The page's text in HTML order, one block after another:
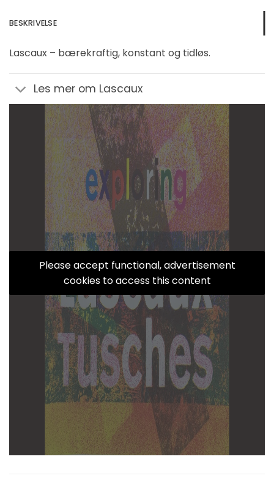
BESKRIVELSE
Lascaux – bærekraftig, konstant og tidløs.
Les mer om Lascaux
Please accept functional, advertisement
cookies to access this content